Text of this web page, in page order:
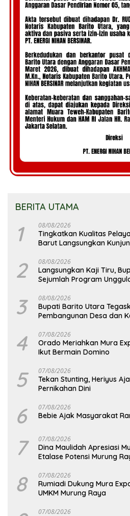
BERITA UTAMA
1 08/08/2026
Tingkatkan Kualitas
Barut Langsungkan
2 08/08/2026
Langsungkan Kaji Tiru,
Sejumlah Program
3 08/08/2026
Bupati Barito Utara
Pembangunan Desa dan
4 07/08/2026
Orado Meriahkan Mura
Ikut Bermain Domino
5 07/08/2026
Tekan Stunting, Heriyus
Pernikahan Dini
6 07/08/2026
Bebie Ajak Masyarakat
7 07/08/2026
Dina Maulidah Apresiasi
Etalase Potensi Murung
8 07/08/2026
Rumiadi Dukung Mura
UMKM Murung Raya
07/08/2026